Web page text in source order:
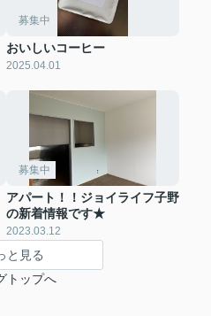
募集中
おいしいコーヒー
2025.04.01
募集中
アパート！！ジョイライフ子野
の新着情報です★
2023.03.12
と見る
トップへ